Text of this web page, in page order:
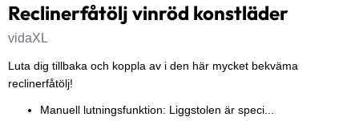
Reclinerfåtölj vinröd konstläder
vidaXL
Luta dig tillbaka och koppla av i den här mycket bekväma
reclinerfåtölj!
Manuell lutningsfunktion: Liggstolen är speci...